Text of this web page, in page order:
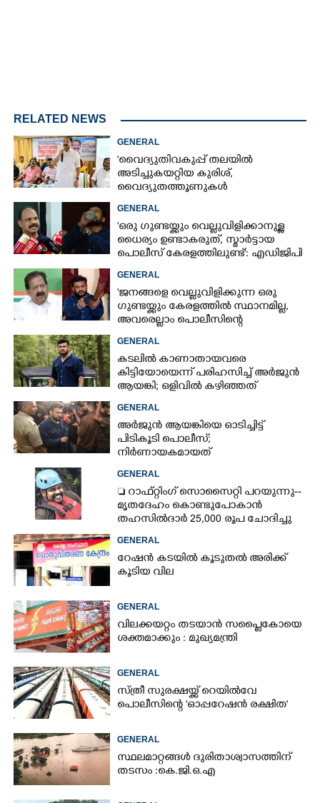
RELATED NEWS
GENERAL
'വൈദ്യുതിവകുപ്പ് തലയിൽ
അടിച്ചുകയറ്റിയ കുരിശ്‌,
വൈദ്യുതത്തൂണുകൾ
പൊട്ടിവീണാൽപോലും മന്ത്രിയെ
വിളിക്കുന്ന കാലമാണിത്'
GENERAL
'ഒരു ഗുണ്ടയ്ക്കും വെല്ലുവിളിക്കാനുള്ള
ധൈര്യം ഉണ്ടാകരുത്, സ്മാർട്ടായ
പൊലീസ് കേരളത്തിലുണ്ട്': എഡിജിപി
പി വിജയൻ
GENERAL
'ജനങ്ങളെ വെല്ലുവിളിക്കുന്ന ഒരു
ഗുണ്ടയ്ക്കും കേരളത്തിൽ സ്ഥാനമില്ല,​
അവരെല്ലാം പൊലീസിന്റെ
നിരീക്ഷണത്തിലാണ്'
GENERAL
കടലിൽ കാണാതായവരെ
കിട്ടിയോയെന്ന് പരിഹസിച്ച് അർജുൻ
ആയങ്കി; ഒളിവിൽ കഴിഞ്ഞത്
പയ്യന്നൂരിലെ ലോഡ്‌ജിൽ
GENERAL
അർജുൻ ആയങ്കിയെ ഓടിച്ചിട്ട്
പിടികൂടി പൊലീസ്;
നിർണായകമായത്
ഓട്ടോഡ്രൈവർക്ക് തോന്നിയ
സംശയം
GENERAL
 റാഫ്റ്റിംഗ് സൊസൈറ്റി പറയുന്നു--
മൃതദേഹം കൊണ്ടുപോകാൻ
തഹസിൽദാർ 25,000 രൂപ ചോദിച്ചു
GENERAL
റേഷൻ കടയിൽ കൂടുതൽ അരിക്ക്
കൂടിയ വില
GENERAL
വിലക്കയറ്റം തടയാൻ സപ്ലൈകോയെ
ശക്തമാക്കും : മുഖ്യമന്ത്രി
GENERAL
സ്ത്രീ സുരക്ഷയ്ക്ക് റെയിൽവേ
പൊലീസിന്റെ 'ഓപ്പറേഷൻ രക്ഷിത'
GENERAL
സ്ഥലമാറ്റങ്ങൾ ദുരിതാശ്വാസത്തിന്
തടസം :കെ.ജി.ഒ.എ